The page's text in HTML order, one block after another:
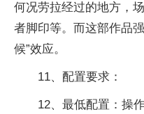
何况劳拉经过的地方，
者脚印等。而这部作品
候”效应。
11、配置要求：
12、最低配置：操